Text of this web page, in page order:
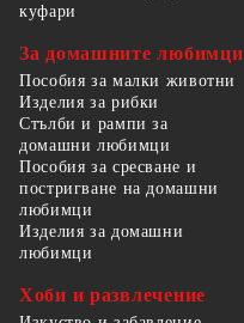
куфари
За домашните любимци
Пособия за малки животни
Изделия за рибки
Стълби и рампи за
домашни любимци
Пособия за сресване и
постригване на домашни
любимци
Изделия за домашни
любимци
Хоби и развлечение